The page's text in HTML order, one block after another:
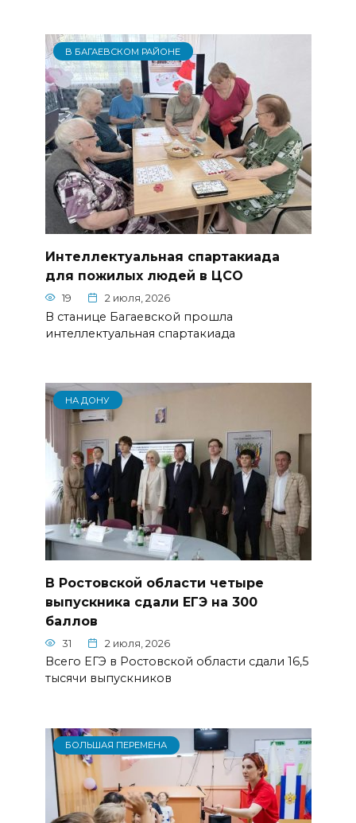
В БАГАЕВСКОМ РАЙОНЕ
Интеллектуальная спартакиада
для пожилых людей в ЦСО
19 2 июля, 2026
В станице Багаевской прошла
интеллектуальная спартакиада
НА ДОНУ
В Ростовской области четыре
выпускника сдали ЕГЭ на 300
баллов
31 2 июля, 2026
Всего ЕГЭ в Ростовской области сдали 16,5
тысячи выпускников
БОЛЬШАЯ ПЕРЕМЕНА